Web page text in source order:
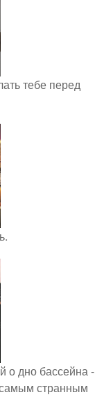
тебе перед
о дно бассейна -
самым странным